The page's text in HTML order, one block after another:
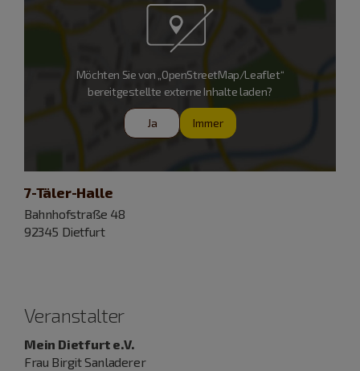
Möchten Sie von „OpenStreetMap/Leaflet“
bereitgestellte externe Inhalte laden?
Ja Immer
7-Täler-Halle
Bahnhofstraße 48
92345 Dietfurt
Veranstalter
Mein Dietfurt e.V.
Frau Birgit Sanladerer